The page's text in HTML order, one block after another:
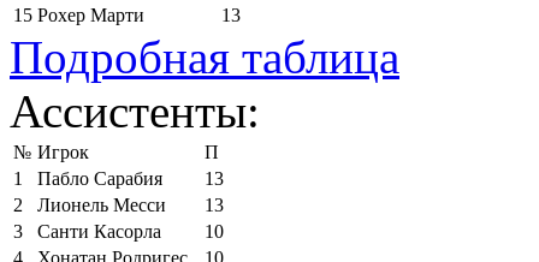
15 Рохер Марти 13
Подробная таблица
Ассистенты:
№ Игрок
П
1
Пабло Сарабия
13
2
Лионель Месси
13
3
Санти Касорла
10
4
Хонатан Родригес
10